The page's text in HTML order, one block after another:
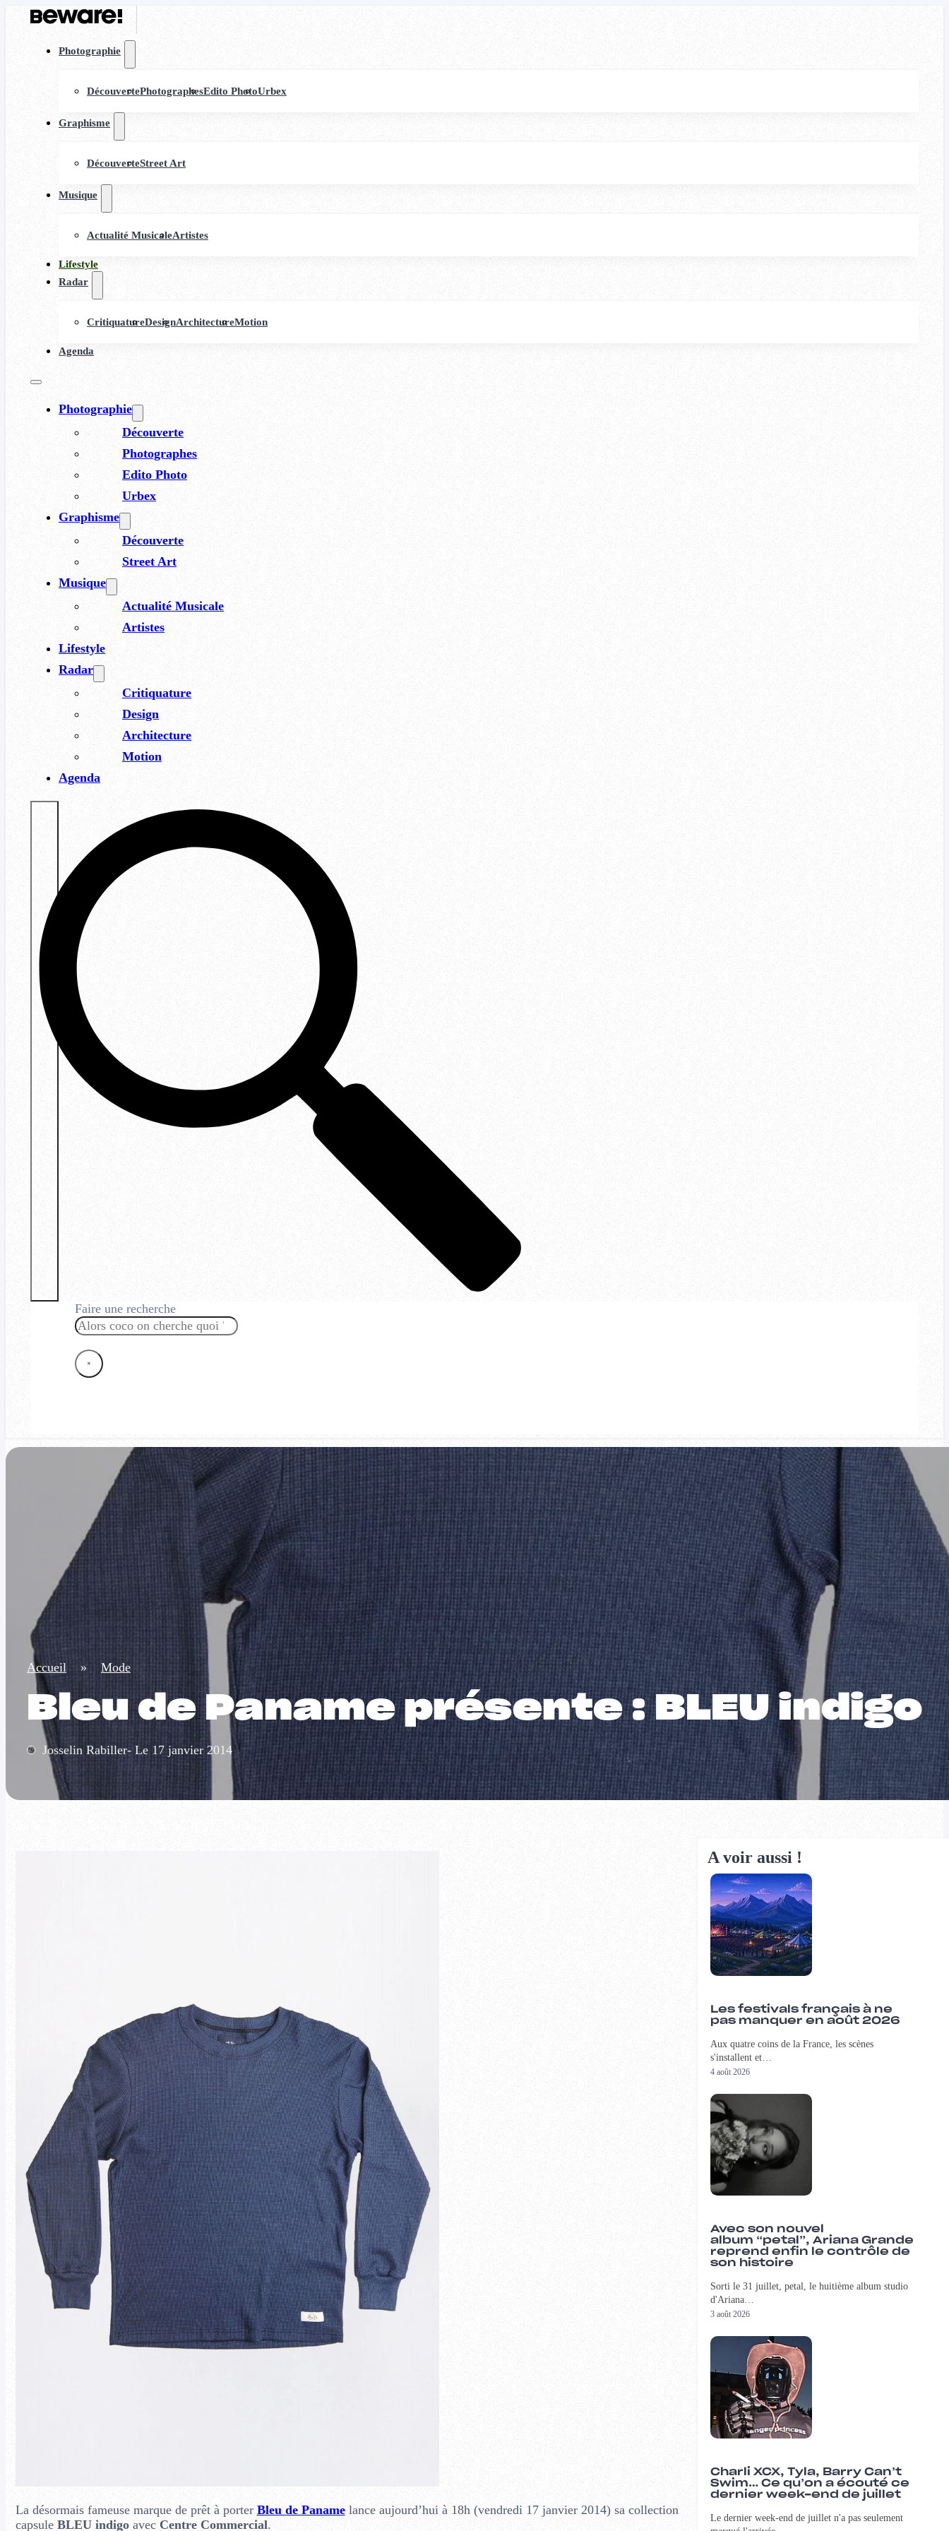
Photographie
DécouvertePhotographesEdito PhotoUrbex
Graphisme
DécouverteStreet Art
Musique
Actualité MusicaleArtistes
Lifestyle
Radar
CritiquatureDesignArchitectureMotion
Agenda
Photographie
Découverte
Photographes
Edito Photo
Urbex
Graphisme
Découverte
Street Art
Musique
Actualité Musicale
Artistes
Lifestyle
Radar
Critiquature
Design
Architecture
Motion
Agenda
Faire une recherche
Rechercher
×
Accueil » Mode
Bleu de Paname présente : BLEU indigo
Josselin Rabiller- Le 17 janvier 2014
La désormais fameuse marque de prêt à porter Bleu de Panamelance aujourd’hui à 18h (vendredi 17 janvier 2014) sa collection
capsule BLEU indigoavec Centre Commercial.
A voir aussi !
Les festivals français à ne
pas manquer en août 2026
Aux quatre coins de la France, les scènes
s'installent et…
4 août 2026
Avec son nouvel
album “petal”, Ariana Grande
reprend enfin le contrôle de
son histoire
Sorti le 31 juillet, petal, le huitième album studio
d'Ariana…
3 août 2026
Charli XCX, Tyla, Barry Can’t
Swim… Ce qu’on a écouté ce
dernier week-end de juillet
Le dernier week-end de juillet n'a pas seulement